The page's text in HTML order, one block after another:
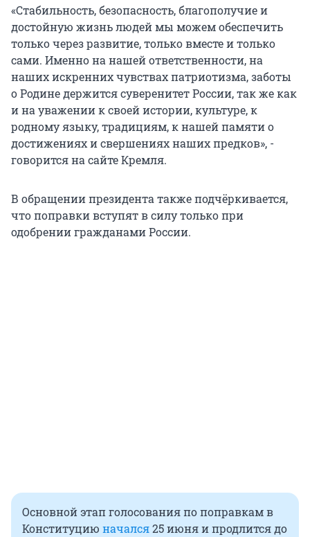
«Стабильность, безопасность, благополучие и
достойную жизнь людей мы можем обеспечить
только через развитие, только вместе и только
сами. Именно на нашей ответственности, на
наших искренних чувствах патриотизма, заботы
о Родине держится суверенитет России, так же как
и на уважении к своей истории, культуре, к
родному языку, традициям, к нашей памяти о
достижениях и свершениях наших предков», -
говорится на сайте Кремля.
В обращении президента также подчёркивается,
что поправки вступят в силу только при
одобрении гражданами России.
Основной этап голосования по поправкам в
Конституцию начался25 июня и продлится до